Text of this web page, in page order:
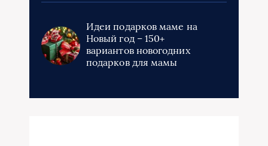
Идеи подарков маме на
Новый год – 150+
вариантов новогодних
подарков для мамы